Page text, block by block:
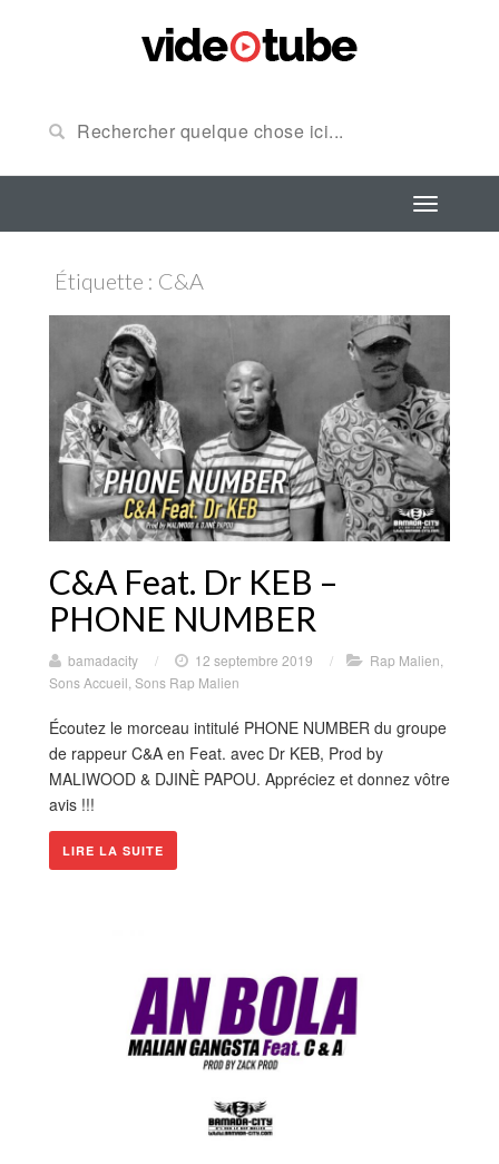
Étiquette : C&a
C&A Feat. Dr KEB –
PHONE NUMBER
bamadacity / 12 septembre 2019 / Rap Malien
Sons Accueil Sons Rap Malien
Écoutez le morceau intitulé PHONE NUMBER du groupe
de rappeur C&A en Feat. avec Dr KEB, Prod by
MALIWOOD & DJINÈ PAPOU. Appréciez et donnez vôtre
avis !!!
LIRE LA SUITE